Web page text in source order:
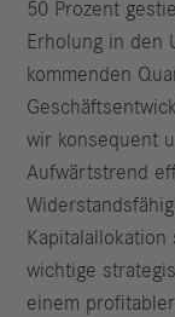
50 Prozent
Erholung in den
kommenden
wir konsequent
Aufwärtstrend
wichtige
einem